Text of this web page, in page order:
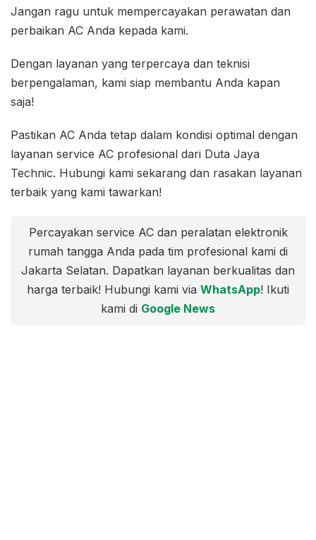
Jangan ragu untuk mempercayakan perawatan dan
perbaikan AC Anda kepada kami.
Dengan layanan yang terpercaya dan teknisi
berpengalaman, kami siap membantu Anda kapan
saja!
Pastikan AC Anda tetap dalam kondisi optimal dengan
layanan service AC profesional dari Duta Jaya
Technic. Hubungi kami sekarang dan rasakan layanan
terbaik yang kami tawarkan!
Percayakan service AC dan peralatan elektronik
rumah tangga Anda pada tim profesional kami di
Jakarta Selatan. Dapatkan layanan berkualitas dan
harga terbaik! Hubungi kami via WhatsApp! Ikuti
kami di Google News